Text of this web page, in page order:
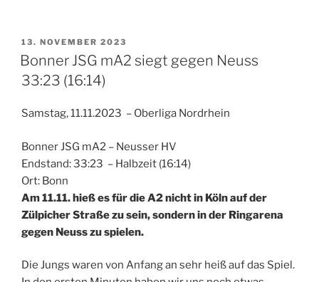
VERÖFFENTLICHT
AM
13. NOVEMBER 2023
Bonner JSG mA2 siegt gegen Neuss
33:23 (16:14)
Samstag, 11.11.2023 – Oberliga Nordrhein
Bonner JSG mA2 – Neusser HV
Endstand: 33:23 – Halbzeit (16:14)
Ort: Bonn
Am 11.11. hieß es für die A2 nicht in Köln auf der
Zülpicher Straße zu sein, sondern in der Ringarena
gegen Neuss zu spielen.
Die Jungs waren von Anfang an sehr heiß auf das Spiel.